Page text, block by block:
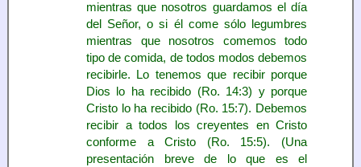
mientras que nosotros guardamos el día
del Señor, o si él come sólo legumbres
mientras que nosotros comemos todo
tipo de comida, de todos modos debemos
recibirle. Lo tenemos que recibir porque
Dios lo ha recibido (Ro. 14:3) y porque
Cristo lo ha recibido (Ro. 15:7). Debemos
recibir a todos los creyentes en Cristo
conforme a Cristo (Ro. 15:5). (Una
presentación breve de lo que es el